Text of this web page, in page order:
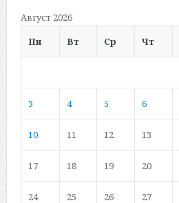
Август 2026
Пн
Вт Ср Чт
3 4 5 6
10 11 12 13
17 18 19 20
24 25 26 27